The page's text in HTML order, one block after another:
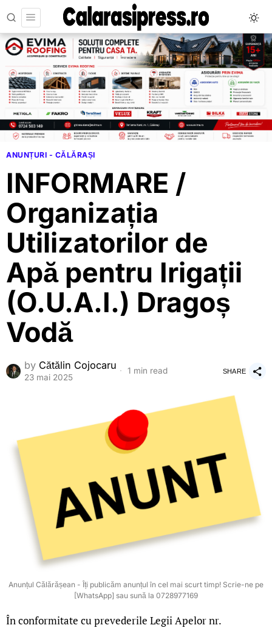
ANUNȚURI - CĂLĂRAȘI
INFORMARE /
Organizația
Utilizatorilor de
Apă pentru Irigații
(O.U.A.I.) Dragoș
Vodă
by Cătălin Cojocaru
23 mai 2025
1 min read SHARE
Anunțul Călărășean - Îți publicăm anunțul în cel mai scurt timp! Scrie-ne pe
[WhatsApp] sau sună la 0728977169
În conformitate cu prevederile Legii Apelor nr.